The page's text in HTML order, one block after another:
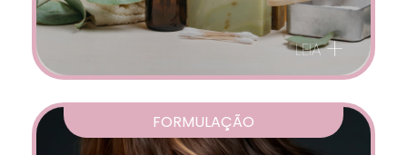
LEIA +
FORMULAÇÃO